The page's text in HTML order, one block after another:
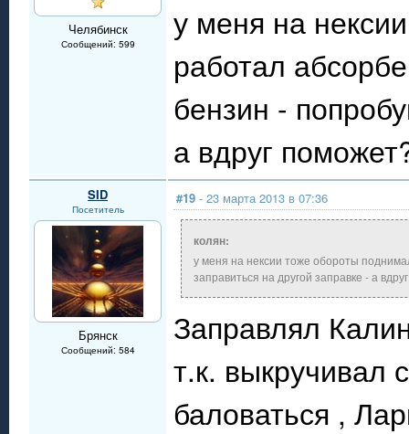
Челябинск
Сообщений: 599
у меня на
работал
бензин -
а вдруг
SID
Посетитель
Брянск
Сообщений: 584
#19 - 23 марта 2013 в 07:36
колян:
у меня на нексии тоже обороты
заправиться на другой заправке - а
Заправлял
т.к. выкручивал
баловаться ,